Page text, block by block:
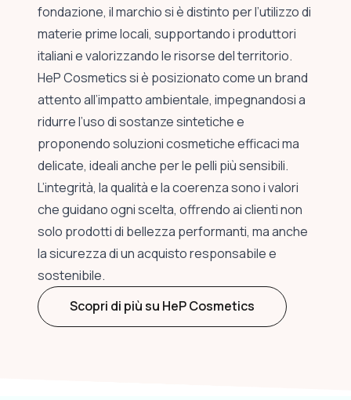
fondazione, il marchio si è distinto per l’utilizzo di
materie prime locali, supportando i produttori
italiani e valorizzando le risorse del territorio.
HeP Cosmetics si è posizionato come un brand
attento all’impatto ambientale, impegnandosi a
ridurre l’uso di sostanze sintetiche e
proponendo soluzioni cosmetiche efficaci ma
delicate, ideali anche per le pelli più sensibili.
L’integrità, la qualità e la coerenza sono i valori
che guidano ogni scelta, offrendo ai clienti non
solo prodotti di bellezza performanti, ma anche
la sicurezza di un acquisto responsabile e
sostenibile.
Scopri di più su HeP Cosmetics